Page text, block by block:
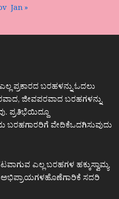
Jan »
ಪ್ರಕಾರದ ಬರಹಳನ್ನು ಓದಲು
ಜೀವಪರವಾದ ಬರಹಗಳನ್ನು
ಪ್ರತಿಭೆಯಿದ್ದೂ
ವೇದಿಕೆಒದಗಿಸುವುದು
ಎಲ್ಲ ಬರಹಗಳ ಹಕ್ಕುಸ್ವಾಮ್ಯ
ಸದರಿ